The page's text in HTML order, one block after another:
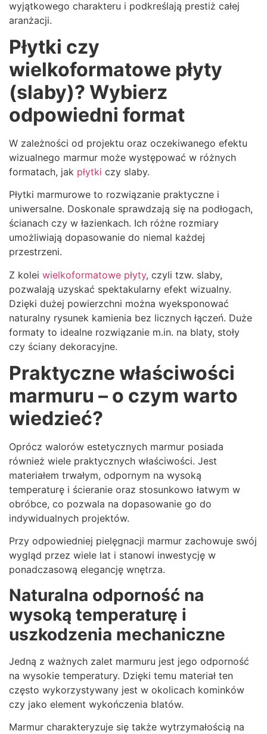
wyjątkowego charakteru i podkreślają prestiż całej
aranżacji.
Płytki czy
wielkoformatowe płyty
(slaby)? Wybierz
odpowiedni format
W zależności od projektu oraz oczekiwanego efektu
wizualnego marmur może występować w różnych
formatach, jak płytki czy slaby.
Płytki marmurowe to rozwiązanie praktyczne i
uniwersalne. Doskonale sprawdzają się na podłogach,
ścianach czy w łazienkach. Ich różne rozmiary
umożliwiają dopasowanie do niemal każdej
przestrzeni.
Z kolei wielkoformatowe płyty, czyli tzw. slaby,
pozwalają uzyskać spektakularny efekt wizualny.
Dzięki dużej powierzchni można wyeksponować
naturalny rysunek kamienia bez licznych łączeń. Duże
formaty to idealne rozwiązanie m.in. na blaty, stoły
czy ściany dekoracyjne.
Praktyczne właściwości
marmuru – o czym warto
wiedzieć?
Oprócz walorów estetycznych marmur posiada
również wiele praktycznych właściwości. Jest
materiałem trwałym, odpornym na wysoką
temperaturę i ścieranie oraz stosunkowo łatwym w
obróbce, co pozwala na dopasowanie go do
indywidualnych projektów.
Przy odpowiedniej pielęgnacji marmur zachowuje swój
wygląd przez wiele lat i stanowi inwestycję w
ponadczasową elegancję wnętrza.
Naturalna odporność na
wysoką temperaturę i
uszkodzenia mechaniczne
Jedną z ważnych zalet marmuru jest jego odporność
na wysokie temperatury. Dzięki temu materiał ten
często wykorzystywany jest w okolicach kominków
czy jako element wykończenia blatów.
Marmur charakteryzuje się także wytrzymałością na